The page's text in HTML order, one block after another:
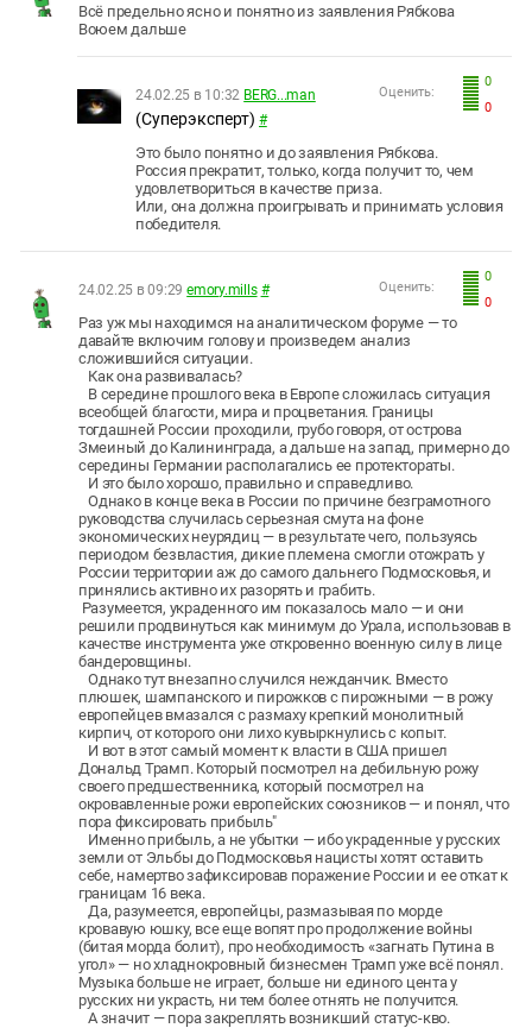
Всё предельно ясно и понятно из заявления Рябкова
Воюем дальше
0
0
Оценить:
24.02.25 в 10:32 BERG...man
(Суперэксперт) #
Это было понятно и до заявления Рябкова.
Россия прекратит, только, когда получит то, чем
удовлетвориться в качестве приза.
Или, она должна проигрывать и принимать условия
победителя.
0
0
Оценить:
24.02.25 в 09:29 emory.mills #
Раз уж мы находимся на аналитическом форуме — то
давайте включим голову и произведем анализ
сложившийся ситуации.
Как она развивалась?
В середине прошлого века в Европе сложилась ситуация
всеобщей благости, мира и процветания. Границы
тогдашней России проходили, грубо говоря, от острова
Змеиный до Калининграда, а дальше на запад, примерно до
середины Германии располагались ее протектораты.
И это было хорошо, правильно и справедливо.
Однако в конце века в России по причине безграмотного
руководства случилась серьезная смута на фоне
экономических неурядиц — в результате чего, пользуясь
периодом безвластия, дикие племена смогли отожрать у
России территории аж до самого дальнего Подмосковья, и
принялись активно их разорять и грабить.
Разумеется, украденного им показалось мало — и они
решили продвинуться как минимум до Урала, использовав в
качестве инструмента уже откровенно военную силу в лице
бандеровщины.
Однако тут внезапно случился нежданчик. Вместо
плюшек, шампанского и пирожков с пирожными — в рожу
европейцев вмазался с размаху крепкий монолитный
кирпич, от которого они лихо кувыркнулись с копыт.
И вот в этот самый момент к власти в США пришел
Дональд Трамп. Который посмотрел на дебильную рожу
своего предшественника, который посмотрел на
окровавленные рожи европейских союзников — и понял, что
пора фиксировать прибыль"
Именно прибыль, а не убытки — ибо украденные у русских
земли от Эльбы до Подмосковья нацисты хотят оставить
себе, намертво зафиксировав поражение России и ее откат к
границам 16 века.
Да, разумеется, европейцы, размазывая по морде
кровавую юшку, все еще вопят про продолжение войны
(битая морда болит), про необходимость «загнать Путина в
угол» — но хладнокровный бизнесмен Трамп уже всё понял.
Музыка больше не играет, больше ни единого цента у
русских ни украсть, ни тем более отнять не получится.
А значит — пора закреплять возникший статус-кво.